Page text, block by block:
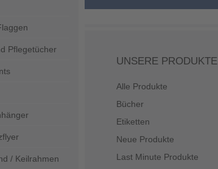
Pflegetücher
/ Keilrahmen
UNSERE PRODUKTE
Alle Produkte
Bücher
Etiketten
Neue Produkte
Last Minute Produkte